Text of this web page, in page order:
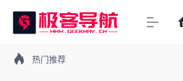
热门推荐